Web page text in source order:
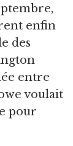
enfin
des
entre
voulait
pour